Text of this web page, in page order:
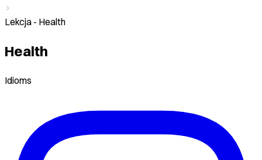
Lekcja - Health
Health
Idioms